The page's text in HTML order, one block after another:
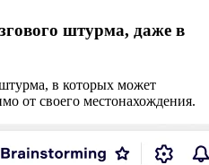
штурма, даже в
в которых может
от своего местонахождения.